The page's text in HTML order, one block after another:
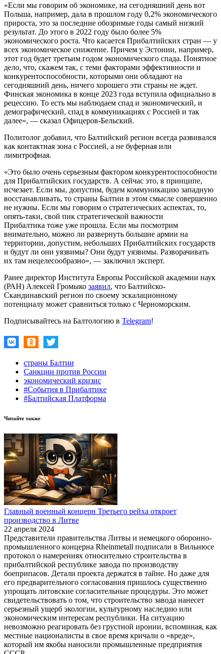
«Если мы говорим об экономике, на сегодняшний день вот
Польша, например, дала в прошлом году 0,2% экономического
прироста, это за последние обозримые годы самый низкий
результат. До этого в 2022 году было более 5%
экономического роста. Что касается Прибалтийских стран — у
всех экономическое снижение. Причем у Эстонии, например,
этот год будет третьим годом экономического спада. Понятное
дело, что, скажем так, с теми факторами эффективности и
конкурентоспособности, которыми они обладают на
сегодняшний день, ничего хорошего эти страны не ждет.
Финская экономика в конце 2023 года вступила официально в
рецессию. То есть мы наблюдаем спад и экономический, и
демографический, спад в коммуникациях с Россией и так
далее», — сказал Офицеров-Бельский.
Политолог добавил, что Балтийский регион всегда развивался
как контактная зона с Россией, а не буферная или
лимитрофная.
«Это было очень серьезным фактором конкурентоспособности
для Прибалтийских государств. А сейчас это, в принципе,
исчезает. Если мы, допустим, будем коммуникацию западную
восстанавливать, то страны Балтии в этом смысле совершенно
не нужны. Если мы говорим о стратегических аспектах, то,
опять-таки, свой пик стратегической важности
Прибалтика тоже уже прошла. Если мы посмотрим
внимательно, можно ли развернуть большие армии на
территории, допустим, небольших Прибалтийских государств
и будут ли они уязвимы? Они будут уязвимы. Разворачивать
их там нецелесообразно», — заключил эксперт.
Ранее директор Института Европы Российской академии наук
(РАН) Алексей Громыко заявил, что Балтийско-
Скандинавский регион по своему эскалационному
потенциалу может сравниться только с Черноморским.
Подписывайтесь на Балтологию в Telegram!
страны Балтии
Санкции против России
экономический кризис
#События в Прибалтике
#Балтийская Платформа
Читайте также
Главный военный концерн Третьего рейха откроет
производство в Литве
22 апреля 2024
Представители правительства Литвы и немецкого оборонно-
промышленного концерна Rheinmetall подписали в Вильнюсе
протокол о намерениях относительно строительства в
прибалтийской республике завода по производству
боеприпасов. Детали проекта держатся в тайне. Но даже для
его предварительного согласования пришлось существенно
упрощать литовские согласительные процедуры. Это может
свидетельствовать о том, что строительство завода нанесет
серьезный ущерб экологии, культурному наследию или
экономическим интересам республики. На ситуацию
невозможно реагировать без грустной иронии, вспоминая, как
местные националисты в свое время кричали о «вреде»,
который им якобы наносили промышленные предприятия